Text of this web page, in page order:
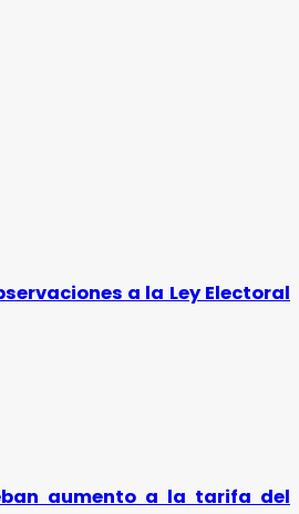
a la Ley Electoral
aumento a la tarifa del